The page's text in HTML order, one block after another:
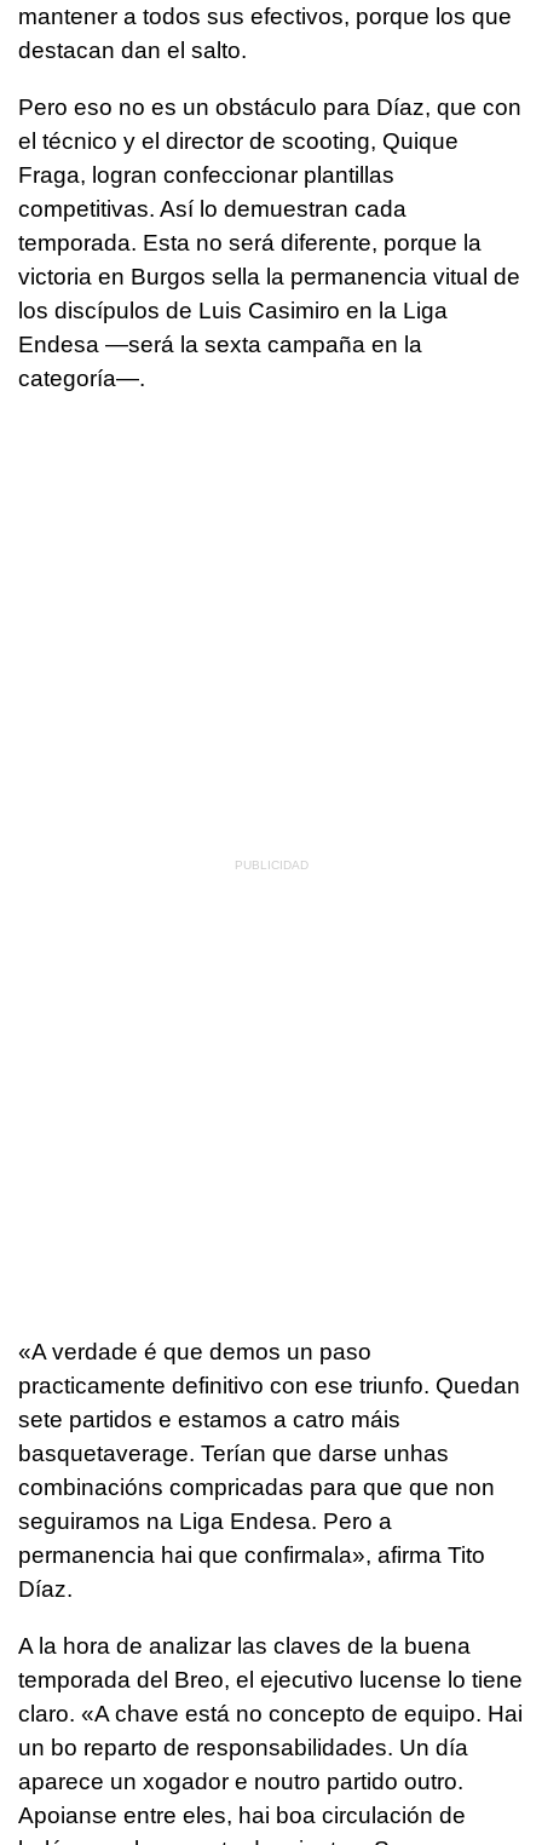
mantener a todos sus efectivos, porque los que
destacan dan el salto.
Pero eso no es un obstáculo para Díaz, que con
el técnico y el director de scooting, Quique
Fraga, logran confeccionar plantillas
competitivas. Así lo demuestran cada
temporada. Esta no será diferente, porque la
victoria en Burgos sella la permanencia vitual de
los discípulos de Luis Casimiro en la Liga
Endesa —será la sexta campaña en la
categoría—.
«A verdade é que demos un paso
practicamente definitivo con ese triunfo. Quedan
sete partidos e estamos a catro máis
basquetaverage. Terían que darse unhas
combinacións compricadas para que que non
seguiramos na Liga Endesa. Pero a
permanencia hai que confirmala», afirma Tito
Díaz.
A la hora de analizar las claves de la buena
temporada del Breo, el ejecutivo lucense lo tiene
claro. «A chave está no concepto de equipo. Hai
un bo reparto de responsabilidades. Un día
aparece un xogador e noutro partido outro.
Apoianse entre eles, hai boa circulación de